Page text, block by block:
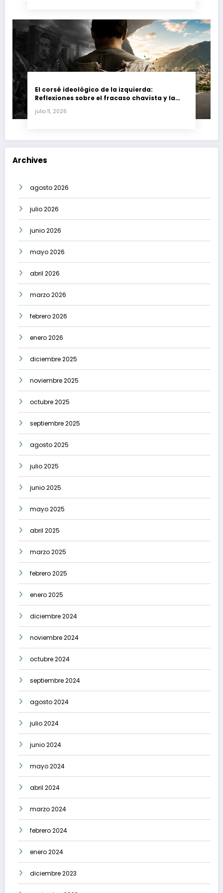
El corsé ideológico de la izquierda:
Reflexiones sobre el fracaso chavista y la
julio 11, 2026
Archives
agosto 2026
julio 2026
junio 2026
mayo 2026
abril 2026
marzo 2026
febrero 2026
enero 2026
diciembre 2025
noviembre 2025
octubre 2025
septiembre 2025
agosto 2025
julio 2025
junio 2025
mayo 2025
abril 2025
marzo 2025
febrero 2025
enero 2025
diciembre 2024
noviembre 2024
octubre 2024
septiembre 2024
agosto 2024
julio 2024
junio 2024
mayo 2024
abril 2024
marzo 2024
febrero 2024
enero 2024
diciembre 2023